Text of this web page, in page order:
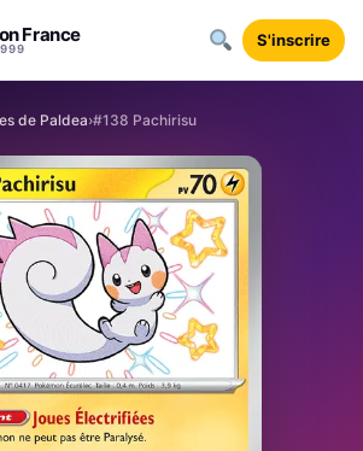
France S'inscrire
de Paldea›#138 Pachirisu